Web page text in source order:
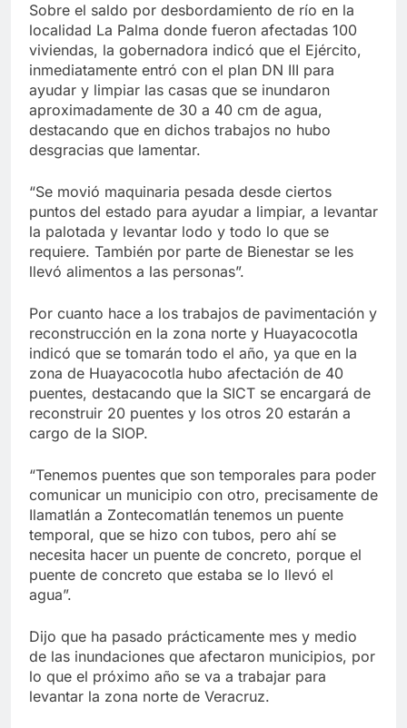
Sobre el saldo por desbordamiento de río en la
localidad La Palma donde fueron afectadas 100
viviendas, la gobernadora indicó que el Ejército,
inmediatamente entró con el plan DN III para
ayudar y limpiar las casas que se inundaron
aproximadamente de 30 a 40 cm de agua,
destacando que en dichos trabajos no hubo
desgracias que lamentar.
“Se movió maquinaria pesada desde ciertos
puntos del estado para ayudar a limpiar, a levantar
la palotada y levantar lodo y todo lo que se
requiere. También por parte de Bienestar se les
llevó alimentos a las personas”.
Por cuanto hace a los trabajos de pavimentación y
reconstrucción en la zona norte y Huayacocotla
indicó que se tomarán todo el año, ya que en la
zona de Huayacocotla hubo afectación de 40
puentes, destacando que la SICT se encargará de
reconstruir 20 puentes y los otros 20 estarán a
cargo de la SIOP.
“Tenemos puentes que son temporales para poder
comunicar un municipio con otro, precisamente de
Ilamatlán a Zontecomatlán tenemos un puente
temporal, que se hizo con tubos, pero ahí se
necesita hacer un puente de concreto, porque el
puente de concreto que estaba se lo llevó el
agua”.
Dijo que ha pasado prácticamente mes y medio
de las inundaciones que afectaron municipios, por
lo que el próximo año se va a trabajar para
levantar la zona norte de Veracruz.